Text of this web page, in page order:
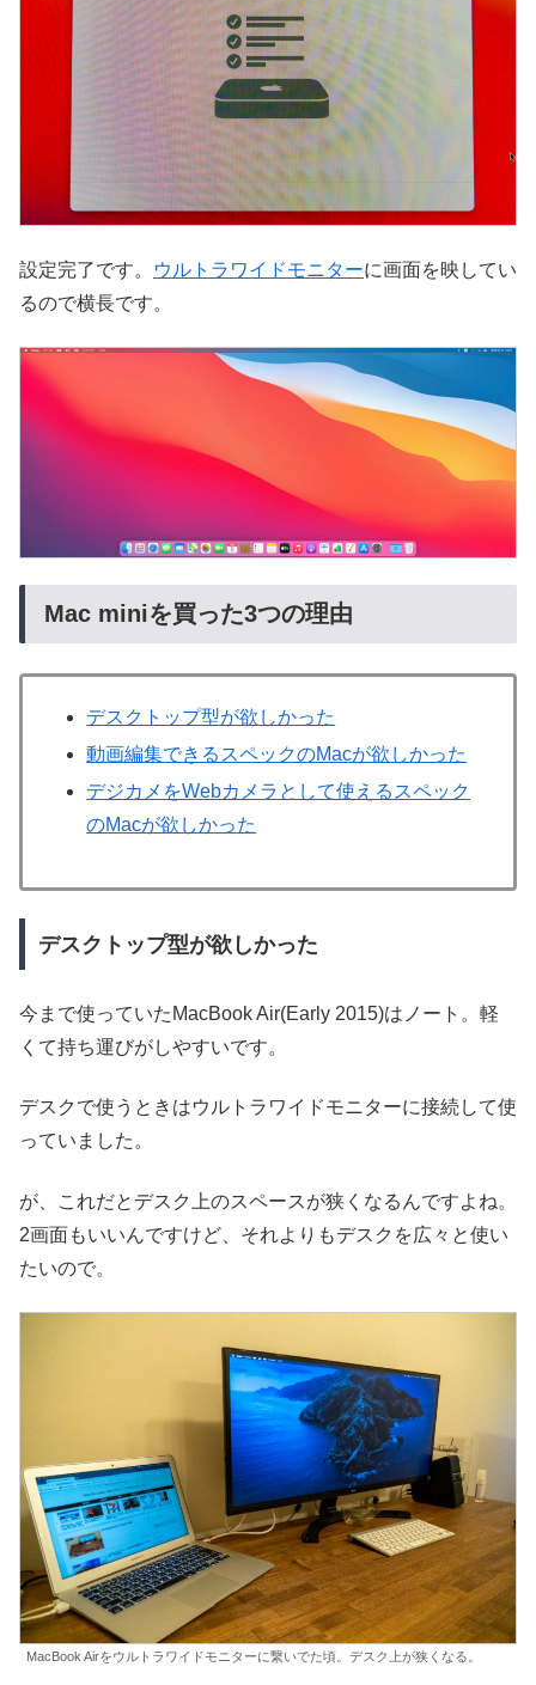
設定完了です。 ウルトラワイドモニターに画面を映してい
るので横長です。
Mac miniを買った3つの理由
デスクトップ型が欲しかった
動画編集できるスペックのMacが欲しかった
デジカメをWebカメラとして使えるスペック
のMacが欲しかった
デスクトップ型が欲しかった
今まで使っていたMacBook Air(Early 2015)はノート。軽
くて持ち運びがしやすいです。
デスクで使うときはウルトラワイドモニターに接続して使
っていました。
が、これだとデスク上のスペースが狭くなるんですよね。
2画面もいいんですけど、それよりもデスクを広々と使い
たいので。
MacBook Airをウルトラワイドモニターに繋いでた頃。デスク上が狭くなる。